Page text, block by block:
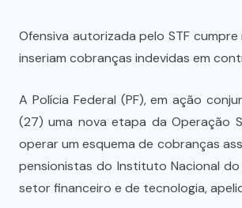
Ofensiva autorizada pelo STF
inseriam cobranças indevidas em
A Polícia Federal (PF), em ação
(27) uma nova etapa da Operação
operar um esquema de cobranças
pensionistas do Instituto Nacional
setor financeiro e de tecnologia,